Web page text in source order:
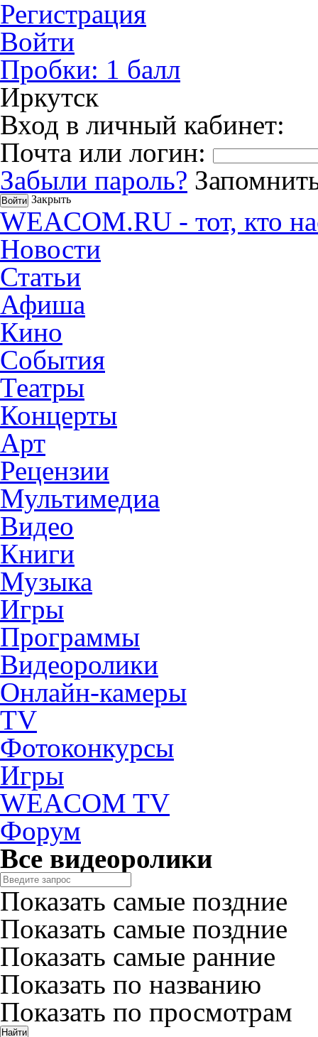
Регистрация
Войти
Пробки: 1 балл
Иркутск
Вход в личный кабинет:
Почта или логин:
Забыли пароль?
Закрыть
WEACOM.RU - тот, кто
Новости
Статьи
Афиша
Кино
События
Театры
Концерты
Арт
Рецензии
Мультимедиа
Видео
Книги
Музыка
Игры
Программы
Видеоролики
Онлайн-камеры
TV
Фотоконкурсы
Игры
WEACOM TV
Форум
Все видеоролики
Показать самые поздние
Показать самые поздние
Показать самые ранние
Показать по названию
Показать по просмотрам